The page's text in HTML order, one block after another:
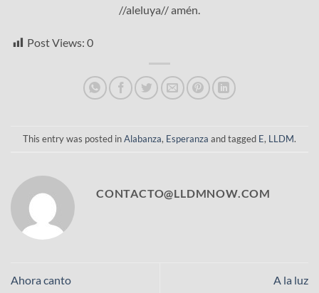
//aleluya// amén.
Post Views: 0
This entry was posted inAlabanza, Esperanza and tagged E, LLDM.
CONTACTO@LLDMNOW.COM
Ahora canto A la luz